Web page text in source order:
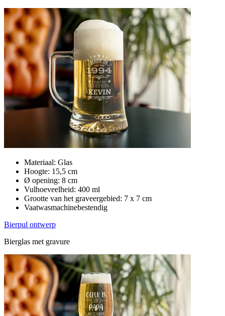
Materiaal: Glas
Hoogte: 15,5 cm
Ø opening: 8 cm
Vulhoeveelheid: 400 ml
Grootte van het graveergebied: 7 x 7 cm
Vaatwasmachinebestendig
Bierpul ontwerp
Bierglas met gravure